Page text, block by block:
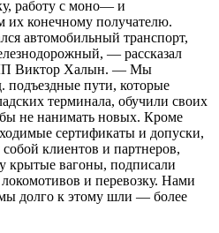
работу с моно— и
их конечному получателю.
автомобильный транспорт,
— рассказал
Виктор Халын. — Мы
пути, которые
терминала, обучили своих
не нанимать новых. Кроме
сертификаты и допуски,
клиентов и партнеров,
крытые вагоны, подписали
и перевозку. Нами
долго к этому шли — более